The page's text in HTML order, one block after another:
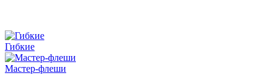
Гибкие
Мастер-флеши